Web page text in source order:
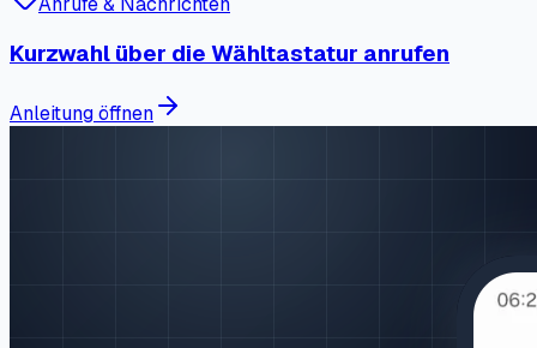
Kurzwahl über die Wähltastatur anrufen
Anleitung öffnen